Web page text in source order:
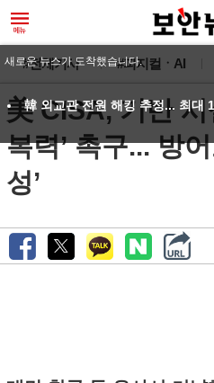
#전체기사 #피지컬ㆍAI
美 CISA, 기반 시
복력’ 촉구... 방
성’
새로운 뉴스가 도착했습니다.
韓 외교관 전원 해킹 추정... 최대